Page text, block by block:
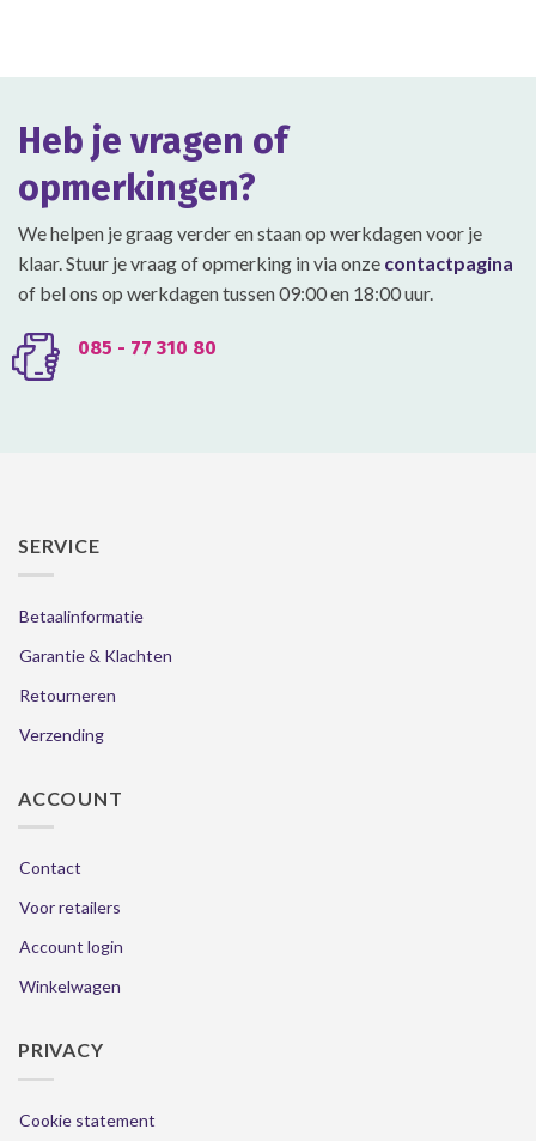
Heb je vragen of
opmerkingen?
We helpen je graag verder en staan op werkdagen voor je
klaar. Stuur je vraag of opmerking in via onze contactpagina
of bel ons op werkdagen tussen 09:00 en 18:00 uur.
085 - 77 310 80
SERVICE
Betaalinformatie
Garantie & Klachten
Retourneren
Verzending
ACCOUNT
Contact
Voor retailers
Account login
Winkelwagen
PRIVACY
Cookie statement